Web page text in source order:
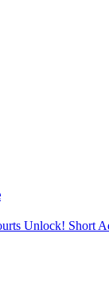
Unlock! Short